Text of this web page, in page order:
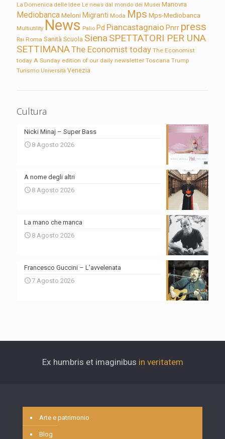
La Domenica delle Idee Le news dal mondo dei Musei Manovra
Mediobanca Meloni Migranti Moda Mps Mps-Mediobanca
Multiutility News Palio Pd Piancastagnaio Pnrr press
Rai Roma Sanità Scuola Siena SPETTATORI PER UNA
SETTIMANAThe Economist today The Economist
today A Sunday edition of our daily newsletter Toscana Trump
Turismo Università Venezia
Cultura
Nicki Minaj – Super Bass
8 Agosto 2026
A nome degli altri
8 Agosto 2026
La mano che manca
8 Agosto 2026
Francesco Guccini – L’avvelenata
7 Agosto 2026
Ex humbris et imaginibus in veritatem
Arte e patrimonio
Blog